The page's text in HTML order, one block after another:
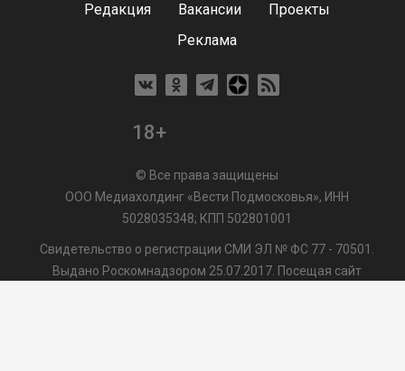
Редакция Вакансии
Проекты
Реклама
18+
© Все права защищены
ООО Медиахолдинг «Вести Подмосковья», ИНН
5028035348; КПП 502801001
Свидетельство о регистрации СМИ ЭЛ № ФС 77 - 70501.
Выдано Роскомнадзором 25.07.2017. Посещая сайт